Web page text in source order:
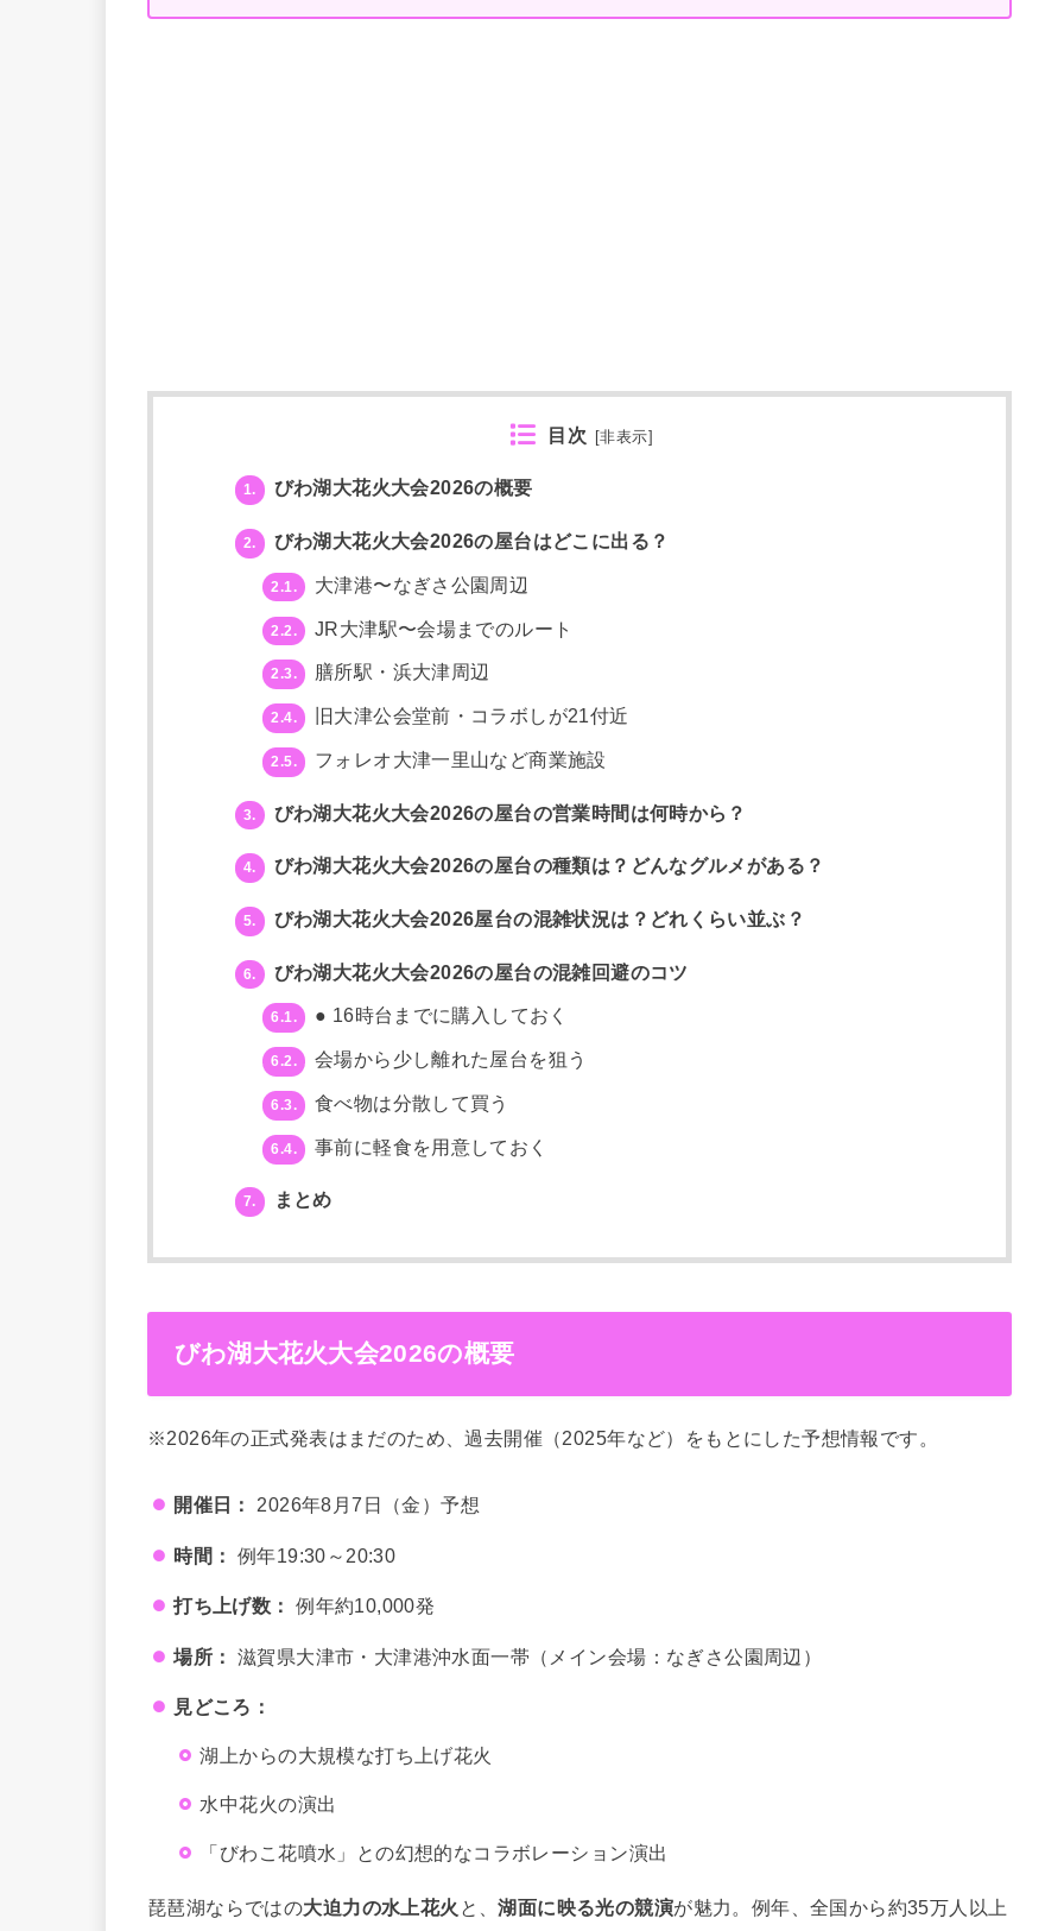
目次 [非表示]
1. びわ湖大花火大会2026の概要
2. びわ湖大花火大会2026の屋台はどこに出る？
2.1. 大津港〜なぎさ公園周辺
2.2. JR大津駅〜会場までのルート
2.3. 膳所駅・浜大津周辺
2.4. 旧大津公会堂前・コラボしが21付近
2.5. フォレオ大津一里山など商業施設
3. びわ湖大花火大会2026の屋台の営業時間は何時から？
4. びわ湖大花火大会2026の屋台の種類は？どんなグルメがある？
5. びわ湖大花火大会2026屋台の混雑状況は？どれくらい並ぶ？
6. びわ湖大花火大会2026の屋台の混雑回避のコツ
6.1. ● 16時台までに購入しておく
6.2. 会場から少し離れた屋台を狙う
6.3. 食べ物は分散して買う
6.4. 事前に軽食を用意しておく
7. まとめ
びわ湖大花火大会2026の概要
※2026年の正式発表はまだのため、過去開催（2025年など）をもとにした予想情報です。
開催日： 2026年8月7日（金）予想
時間： 例年19:30～20:30
打ち上げ数： 例年約10,000発
場所： 滋賀県大津市・大津港沖水面一帯（メイン会場：なぎさ公園周辺）
見どころ：
湖上からの大規模な打ち上げ花火
水中花火の演出
「びわこ花噴水」との幻想的なコラボレーション演出
琵琶湖ならではの大迫力の水上花火 と、湖面に映る光の競演が魅力。例年、全国から約35万人以上